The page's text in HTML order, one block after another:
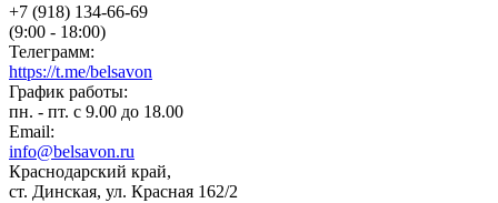
+7 (918) 134-66-69
(9:00 - 18:00)
Телеграмм:
https://t.me/belsavon
График работы:
пн. - пт. с 9.00 до 18.00
Email:
info@belsavon.ru
Краснодарский край,
ст. Динская, ул. Красная 162/2